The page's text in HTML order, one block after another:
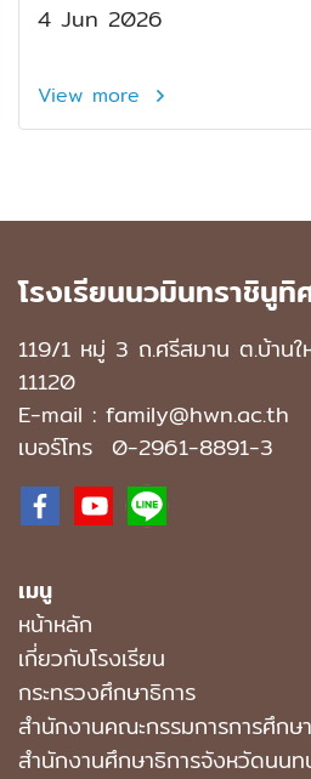
4 Jun 2026
View more
โรงเรียนนวมินทราชินู
119/1 หมู่ 3 ถ.ศรีสมาน ต.บ้าน
11120
E-mail : family@hwn.ac.th
เบอร์โทร 0-2961-8891-3
เมนู
หน้าหลัก
เกี่ยวกับโรงเรียน
กระทรวงศึกษาธิการ
สำนักงานคณะกรรมการการศึก
สำนักงานศึกษาธิการจังหวัดนนท